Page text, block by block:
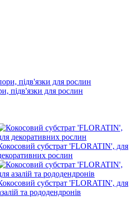
підв'язки для рослин
субстрат 'FLORATIN', для
рослин
субстрат 'FLORATIN', для
та рододендронів